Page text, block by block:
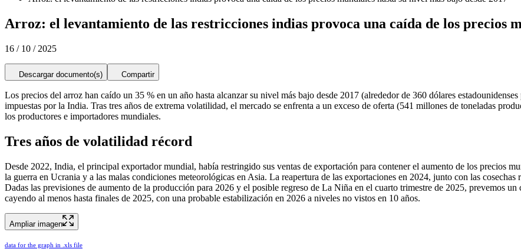
Arroz: el levantamiento de las restricciones indias provoca una caída de los precios
16 / 10 / 2025
Descargar documento(s) Compartir
Los precios del arroz han caído un 35 % en un año hasta alcanzar su nivel más bajo desde 2017 (alrededor de 360 dólares
impuestas por la India. Tras tres años de extrema volatilidad, el mercado se enfrenta a un exceso de oferta (541 millones de toneladas
los productores e importadores mundiales.
Tres años de volatilidad récord
Desde 2022, India, el principal exportador mundial, había restringido sus ventas de exportación para contener el aumento de los precios
la guerra en Ucrania y a las malas condiciones meteorológicas en Asia. La reapertura de las exportaciones en 2024, junto con las
Dadas las previsiones de aumento de la producción para 2026 y el posible regreso de La Niña en el cuarto trimestre de 2025, prevemos
cayendo al menos hasta finales de 2025, con una probable estabilización en 2026 a niveles no vistos en 10 años.
Ampliar imagen
data for the graph in .xls file